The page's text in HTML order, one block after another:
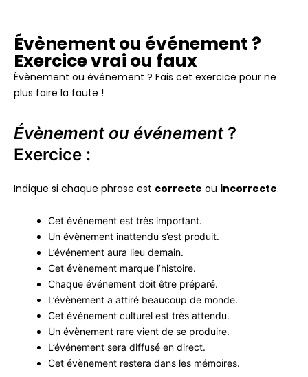
Évènement ou événement ?
Exercice vrai ou faux
Évènement ou événement ? Fais cet exercice pour ne
plus faire la faute !
Évènement ou événement ?
Exercice :
Indique si chaque phrase est correcte ou incorrecte.
Cet événement est très important.
Un évènement inattendu s’est produit.
L’événement aura lieu demain.
Cet évènement marque l’histoire.
Chaque événement doit être préparé.
L’évènement a attiré beaucoup de monde.
Cet événement culturel est très attendu.
Un évènement rare vient de se produire.
L’événement sera diffusé en direct.
Cet évènement restera dans les mémoires.